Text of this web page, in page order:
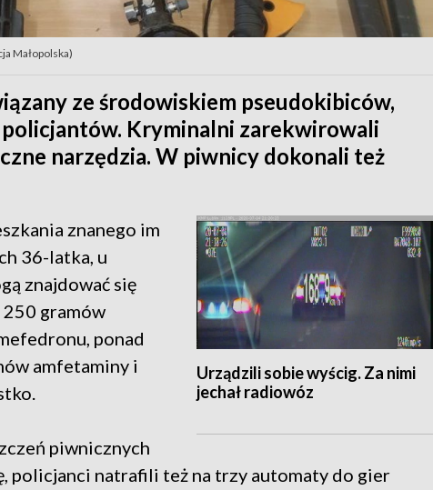
Małopolska)
ze środowiskiem pseudokibiców,
Kryminalni zarekwirowali
narzędzia. W piwnicy dokonali też
Urządzili sobie wyścig. Za nimi
jechał radiowóz
znanego im
36-latka, u
znajdować się
gramów
ponad
amfetaminy i
piwnicznych
policjanci natrafili też na trzy automaty do gier